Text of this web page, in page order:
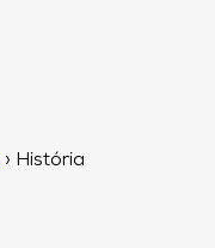
› História